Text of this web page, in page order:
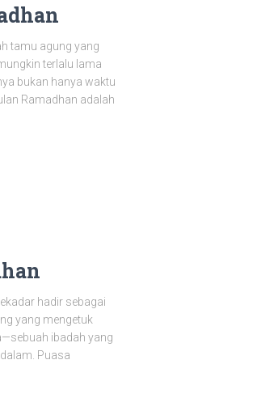
tamu agung yang
terlalu lama
bukan hanya waktu
Ramadhan adalah
hadir sebagai
yang mengetuk
ibadah yang
Puasa